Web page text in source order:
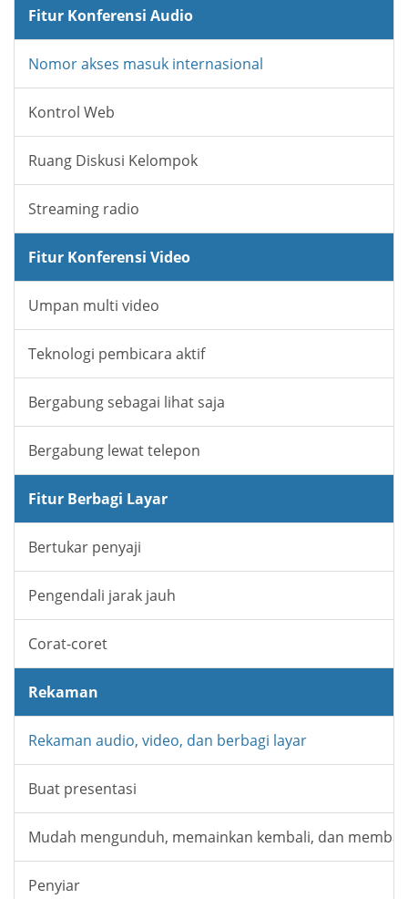
Fitur Konferensi Audio
Nomor akses masuk internasional
Kontrol Web
Ruang Diskusi Kelompok
Streaming radio
Fitur Konferensi Video
Umpan multi video
Teknologi pembicara aktif
Bergabung sebagai lihat saja
Bergabung lewat telepon
Fitur Berbagi Layar
Bertukar penyaji
Pengendali jarak jauh
Corat-coret
Rekaman
Rekaman audio, video, dan berbagi layar
Buat presentasi
Mudah mengunduh, memainkan kembali, dan
Penyiar